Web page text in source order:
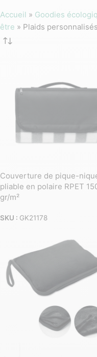
Accueil » Goodies
être » Plaids personnalisés
Couverture de pique-
pliable en polaire RPET
gr/m²
SKU : GK21178